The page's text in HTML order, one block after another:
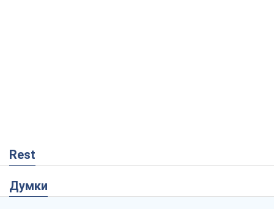
Rest
Думки